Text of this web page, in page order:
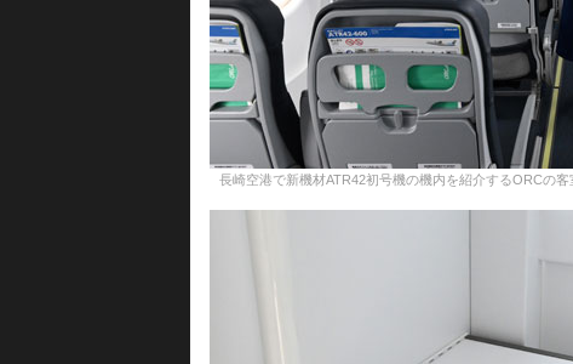
長崎空港で新機材ATR42初号機の機内を紹介するORCの